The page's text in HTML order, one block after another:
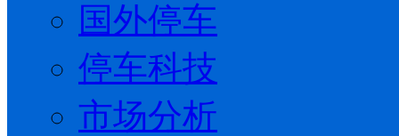
国外停车
停车科技
市场分析